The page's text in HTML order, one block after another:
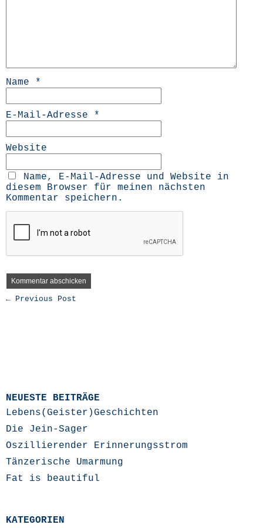
Name *
E-Mail-Adresse *
Website
Name, E-Mail-Adresse und Website in
diesem Browser für meinen nächsten
Kommentar speichern.
← Previous Post
NEUESTE BEITRÄGE
Lebens(Geister)Geschichten
Die Jein-Sager
Oszillierender Erinnerungsstrom
Tänzerische Umarmung
Fat is beautiful
KATEGORIEN